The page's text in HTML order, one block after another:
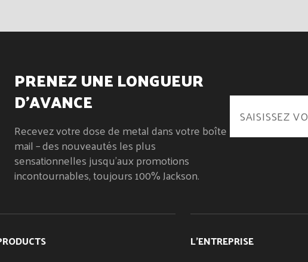
PRENEZ UNE LONGUEUR
D’AVANCE
Recevez votre dose de metal dans votre boîte
mail – des nouveautés les plus
sensationnelles jusqu’aux promotions
incontournables, toujours 100% Jackson.
L'ENTREPRISE